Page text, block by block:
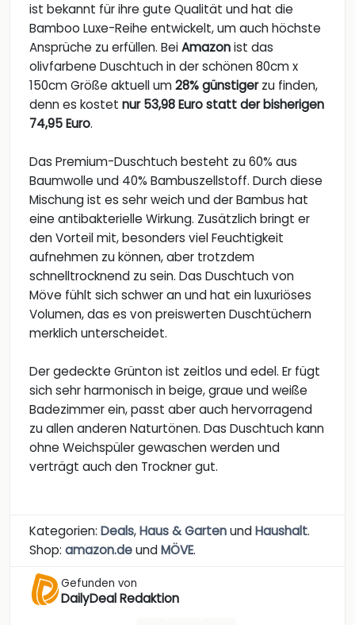
ist bekannt für ihre gute Qualität und hat die
Bamboo Luxe-Reihe entwickelt, um auch höchste
Ansprüche zu erfüllen. BeiAmazonist das
olivfarbene Duschtuch in der schönen 80cm x
150cm Größe aktuell um28% günstigerzu finden,
denn es kostet nur 53,98 Euro statt der bisherigen
74,95 Euro.
Das Premium-Duschtuch besteht zu 60% aus
Baumwolle und 40% Bambuszellstoff. Durch diese
Mischung ist es sehr weich und der Bambus hat
eine antibakterielle Wirkung. Zusätzlich bringt er
den Vorteil mit, besonders viel Feuchtigkeit
aufnehmen zu können, aber trotzdem
schnelltrocknend zu sein. Das Duschtuch von
Möve fühlt sich schwer an und hat ein luxuriöses
Volumen, das es von preiswerten Duschtüchern
merklich unterscheidet.
Der gedeckte Grünton ist zeitlos und edel. Er fügt
sich sehr harmonisch in beige, graue und weiße
Badezimmer ein, passt aber auch hervorragend
zu allen anderen Naturtönen. Das Duschtuch kann
ohne Weichspüler gewaschen werden und
verträgt auch den Trockner gut.
Kategorien: Deals,Haus & GartenundHaushalt.
Shop: amazon.deundMÖVE.
Gefunden von
DailyDeal Redaktion